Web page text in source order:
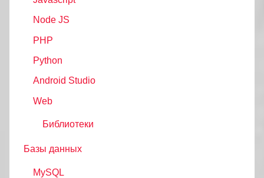
Node JS
PHP
Python
Android Studio
Web
Библиотеки
Базы данных
MySQL